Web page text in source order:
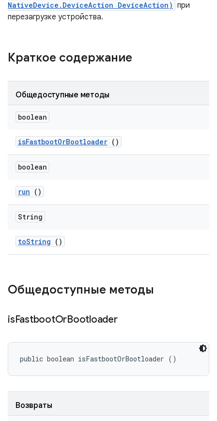
NativeDevice.DeviceAction DeviceAction) при
перезагрузке устройства.
Краткое содержание
Общедоступные методы
boolean
isFastbootOrBootloader ()
boolean
run ()
String
toString ()
Общедоступные методы
isFastbootOrBootloader
public boolean isFastbootOrBootloader ()
Возвраты